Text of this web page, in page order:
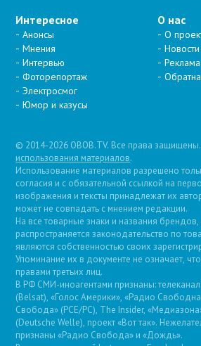
Интересное
Анонсы
Мнения
Интервью
Фоторепортаж
Электросмог
Юмор и казусы
О нас
О
Новости
© 2014-2026 OBOB.TV. Все права защищены.
использования материалов.
Использование материалов разрешено
согласия и с обязательной ссылкой на
изображения и тексты принадлежат их
может не совпадать с мнением редакции.
На все товарные знаки и названия
распространяется законодательство по
являются собственностью своих
Упоминание их в документе не означает,
правами третьих лиц.
В РФ СМИ-иноагентами признаны:
(Belsat), «Голос Америки», «Радио
Свобода» (PCE/PC), The Insider,
(Deutsche Welle), проект «Вот так».
признаны «Радио Свобода» и «Дождь».